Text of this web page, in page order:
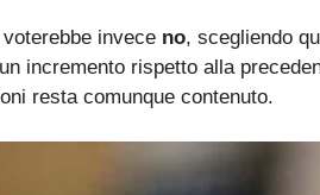
invece no, scegliendo
incremento rispetto alla
resta comunque contenuto.